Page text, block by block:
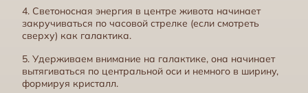
4. Светоносная энергия в центре живота начинает
закручиваться по часовой стрелке (если смотреть
сверху) как галактика.
5. Удерживаем внимание на галактике, она начинает
вытягиваться по центральной оси и немного в ширину,
формируя кристалл.
Алгоритмика и опора